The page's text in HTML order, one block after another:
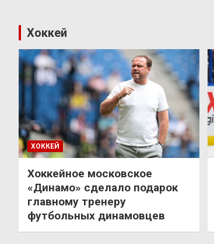
Хоккей
ХОККЕЙ
Хоккейное московское
«Динамо» сделало подарок
главному тренеру
футбольных динамовцев